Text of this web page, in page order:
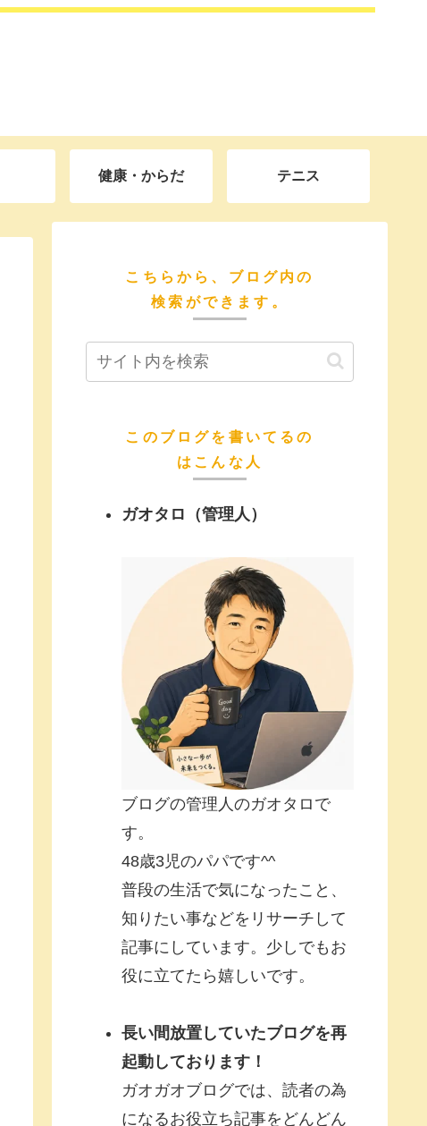
健康・からだ テニス
こちらから、ブログ内の
検索ができます。
このブログを書いてるの
はこんな人
ガオタロ（管理人）
ブログの管理人のガオタロで
す。
48歳3児のパパです^^
普段の生活で気になったこと、
知りたい事などをリサーチして
記事にしています。少しでもお
役に立てたら嬉しいです。
長い間放置していたブログを再
起動しております！
ガオガオブログでは、読者の為
になるお役立ち記事をどんどん